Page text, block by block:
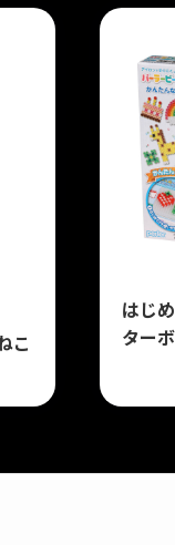
こ
はじ
ター